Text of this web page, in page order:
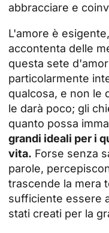
abbracciare e
L'amore è
accontenta delle
questa sete
particolarmente
qualcosa, e non le
le darà poco; gli
quanto possa
grandi ideali per i
vita. Forse senza
parole,
trascende la mera
sufficiente essere
stati creati per la